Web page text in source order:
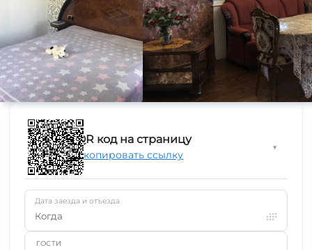
QR код на страницу
Скопировать ссылку
▼
Дата заезда и отъезда
Когда
ГОСТИ